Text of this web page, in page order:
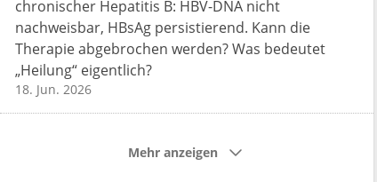
chronischer Hepatitis B: HBV-DNA nicht
nachweisbar, HBsAg persistierend. Kann die
Therapie abgebrochen werden? Was bedeutet
„Heilung“ eigentlich?
18. Jun. 2026
Mehr anzeigen